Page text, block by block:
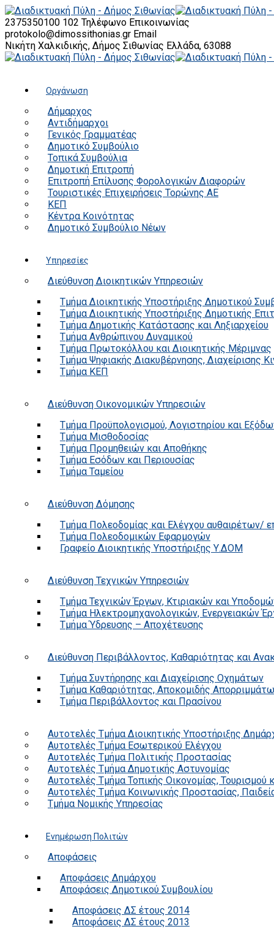
2375350100 102 Τηλέφωνο Επικοινωνίας
protokolo@dimossithonias.gr Email
Νικήτη Χαλκιδικής, Δήμος Σιθωνίας Ελλάδα, 63088
Οργάνωση
Δήμαρχος
Αντιδήμαρχοι
Γενικός Γραμματέας
Δημοτικό Συμβούλιο
Τοπικά Συμβούλια
Δημοτική Επιτροπή
Επιτροπή Επίλυσης Φορολογικών Διαφορών
Τουριστικές Επιχειρήσεις Τορώνης ΑΕ
ΚΕΠ
Κέντρα Κοινότητας
Δημοτικό Συμβούλιο Νέων
Υπηρεσίες
Διεύθυνση Διοικητικών Υπηρεσιών
Τμήμα Διοικητικής Υποστήριξης Δημοτικού
Τμήμα Διοικητικής Υποστήριξης Δημοτικής
Τμήμα Δημοτικής Κατάστασης και Ληξιαρχείου
Τμήμα Ανθρώπινου Δυναμικού
Τμήμα Πρωτοκόλλου και Διοικητικής Μέριμνας
Τμήμα Ψηφιακής Διακυβέρνησης, Διαχείρισης
Τμήμα ΚΕΠ
Διεύθυνση Οικονομικών Υπηρεσιών
Τμήμα Προϋπολογισμού, Λογιστηρίου και
Τμήμα Μισθοδοσίας
Τμήμα Προμηθειών και Αποθήκης
Τμήμα Εσόδων και Περιουσίας
Τμήμα Ταμείου
Διεύθυνση Δόμησης
Τμήμα Πολεοδομίας και Ελέγχου αυθαιρέτων/
Τμήμα Πολεοδομικών Εφαρμογών
Γραφείο Διοικητικής Υποστήριξης Υ.ΔΟΜ
Διεύθυνση Τεχνικών Υπηρεσιών
Τμήμα Τεχνικών Έργων, Κτιριακών και
Τμήμα Ηλεκτρομηχανολογικών, Ενεργειακών
Τμήμα Ύδρευσης – Αποχέτευσης
Διεύθυνση Περιβάλλοντος, Καθαριότητας και
Τμήμα Συντήρησης και Διαχείρισης Οχημάτων
Τμήμα Καθαριότητας, Αποκομιδής
Τμήμα Περιβάλλοντος και Πρασίνου
Αυτοτελές Τμήμα Διοικητικής Υποστήριξης
Αυτοτελές Τμήμα Εσωτερικού Ελέγχου
Αυτοτελές Τμήμα Πολιτικής Προστασίας
Αυτοτελές Τμήμα Δημοτικής Αστυνομίας
Αυτοτελές Τμήμα Τοπικής Οικονομίας, Τουρισμού
Αυτοτελές Τμήμα Κοινωνικής Προστασίας,
Τμήμα Νομικής Υπηρεσίας
Ενημέρωση Πολιτών
Αποφάσεις
Αποφάσεις Δημάρχου
Αποφάσεις Δημοτικού Συμβουλίου
Αποφάσεις ΔΣ έτους 2014
Αποφάσεις ΔΣ έτους 2013